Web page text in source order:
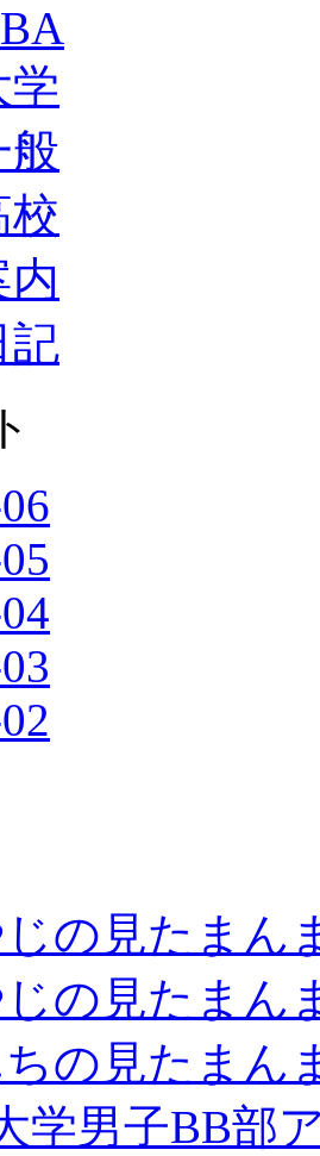
学
般
校
内
記
の見たまん
の見たまん
の見たまん
学男子BB部